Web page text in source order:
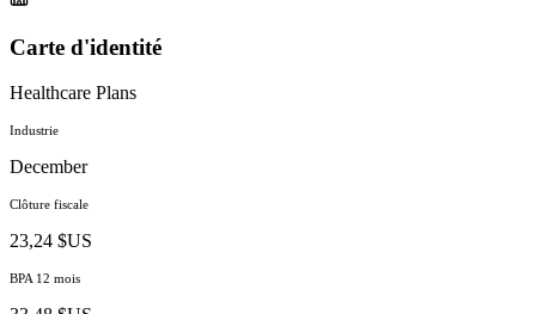
Carte d'identité
Healthcare Plans
Industrie
December
Clôture fiscale
23,24 $US
BPA 12 mois